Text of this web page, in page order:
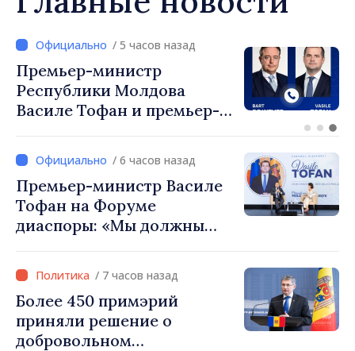
/ 4 часов назад
Перспективы молдавско-
турецкого сотрудничества
обсудили премьер-
посол Турции Уйгар
Мустафа Сертел/ 6 часов назад
Премьер-министр Василе
Тофан на Форуме
диаспоры: «Мы должны
уверенность в том, что
Республика Молдова
движется в правильном
направлении»
/ 7 часов назад
Более 450 примэрий
приняли решение о
добровольном